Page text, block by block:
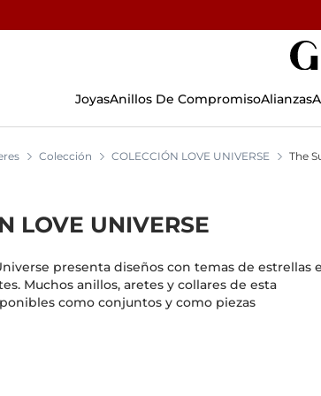
✓
JoyasAnillos De CompromisoAlianzas
Colección COLECCIÓN LOVE UNIVERSE The
LOVE UNIVERSE
presenta diseños con temas de estrellas
Muchos anillos, aretes y collares de esta
como conjuntos y como piezas